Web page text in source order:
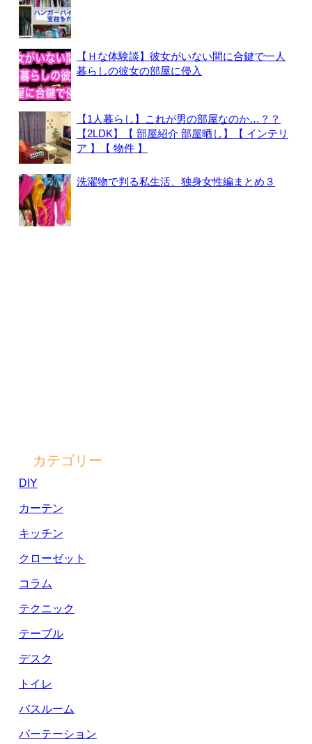
【Ｈな体験談】彼女がいない間に合鍵で一人
暮らしの彼女の部屋に侵入
【1人暮らし】これが男の部屋なのか…？？
【2LDK】【 部屋紹介 部屋晒し】【 インテリ
ア 】【 物件 】
洗濯物で判る私生活、独身女性編まとめ３
カテゴリー
DIY
カーテン
キッチン
クローゼット
コラム
テクニック
テーブル
デスク
トイレ
バスルーム
パーテーション